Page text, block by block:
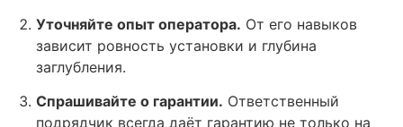
Уточняйте опыт оператора. От его навыков
зависит ровность установки и глубина
заглубления.
Спрашивайте о гарантии. Ответственный
подрядчик всегда даёт гарантию не только на